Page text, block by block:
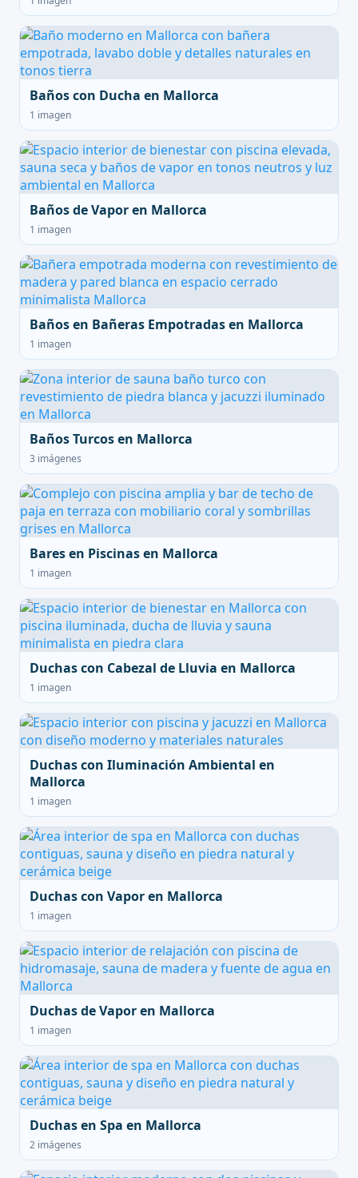
Baños con Ducha en Mallorca
1 imagen
Baños de Vapor en Mallorca
1 imagen
Baños en Bañeras Empotradas en Mallorca
1 imagen
Baños Turcos en Mallorca
3 imágenes
Bares en Piscinas en Mallorca
1 imagen
Duchas con Cabezal de Lluvia en Mallorca
1 imagen
Duchas con Iluminación Ambiental en
Mallorca
1 imagen
Duchas con Vapor en Mallorca
1 imagen
Duchas de Vapor en Mallorca
1 imagen
Duchas en Spa en Mallorca
2 imágenes